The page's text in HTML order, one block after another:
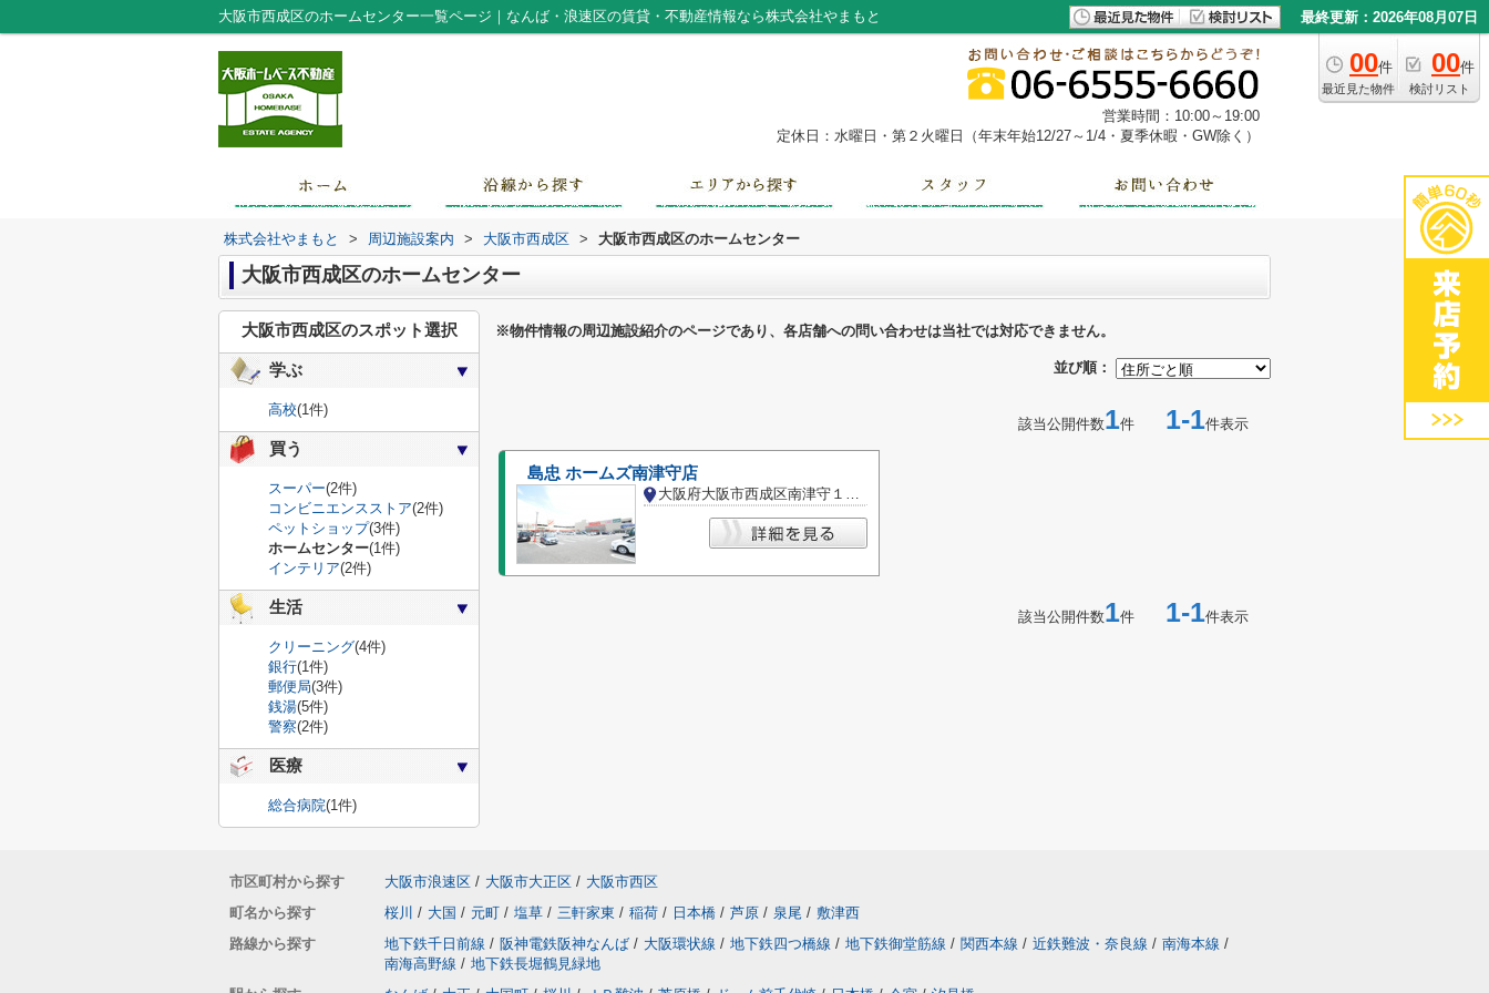
大阪市西成区のホームセンター一覧ページ｜なんば・浪速区の賃貸・不動産情報なら株式会社やまもと 最終更新：2026年08月07日
00件
最近見た物件
00件
検討リスト
営業時間：10:00～19:00
定休日：水曜日・第２火曜日（年末年始12/27～1/4・夏季休暇・GW除く）
株式会社やまもと > 周辺施設案内 > 大阪市西成区 > 大阪市西成区のホームセンター
大阪市西成区のホームセンター
※物件情報の周辺施設紹介のページであり、各店舗への問い合わせは当社では対応できません。
並び順：
該当公開件数1件 1-1件表示
島忠 ホームズ南津守店
大阪府大阪市西成区南津守１丁目
該当公開件数1件 1-1件表示
大阪市西成区のスポット選択
学ぶ
高校(1件)
買う
スーパー(2件)
コンビニエンスストア(2件)
ペットショップ(3件)
ホームセンター(1件)
インテリア(2件)
生活
クリーニング(4件)
銀行(1件)
郵便局(3件)
銭湯(5件)
警察(2件)
医療
総合病院(1件)
市区町村から探す 大阪市浪速区 / 大阪市大正区 / 大阪市西区
町名から探す
桜川 / 大国 / 元町 / 塩草 / 三軒家東 / 稲荷 / 日本橋 / 芦原 / 泉尾 / 敷津西
路線から探す
地下鉄千日前線 / 阪神電鉄阪神なんば / 大阪環状線 / 地下鉄四つ橋線 / 地下鉄御堂筋線 / 関西本線 / 近鉄難波・奈良線 / 南海本線 /
南海高野線 / 地下鉄長堀鶴見緑地